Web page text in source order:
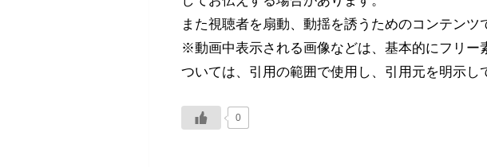
また視聴者を扇動、動揺を誘うためのコンテンツ
※動画中表示される画像などは、基本的にフリー
ついては、引用の範囲で使用し、引用元を明示し
0